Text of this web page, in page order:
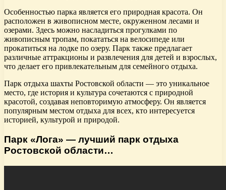
Особенностью парка является его природная красота. Он
расположен в живописном месте, окруженном лесами и
озерами. Здесь можно насладиться прогулками по
живописным тропам, покататься на велосипеде или
прокатиться на лодке по озеру. Парк также предлагает
различные аттракционы и развлечения для детей и взрослых,
что делает его привлекательным для семейного отдыха.
Парк отдыха шахты Ростовской области — это уникальное
место, где история и культура сочетаются с природной
красотой, создавая неповторимую атмосферу. Он является
популярным местом отдыха для всех, кто интересуется
историей, культурой и природой.
Парк «Лога» — лучший парк отдыха
Ростовской области…